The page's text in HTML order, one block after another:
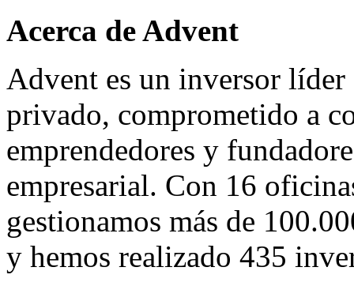
Acerca de Advent
Advent es un inversor
privado, comprometido a
emprendedores y
empresarial. Con 16
gestionamos más de
y hemos realizado 435